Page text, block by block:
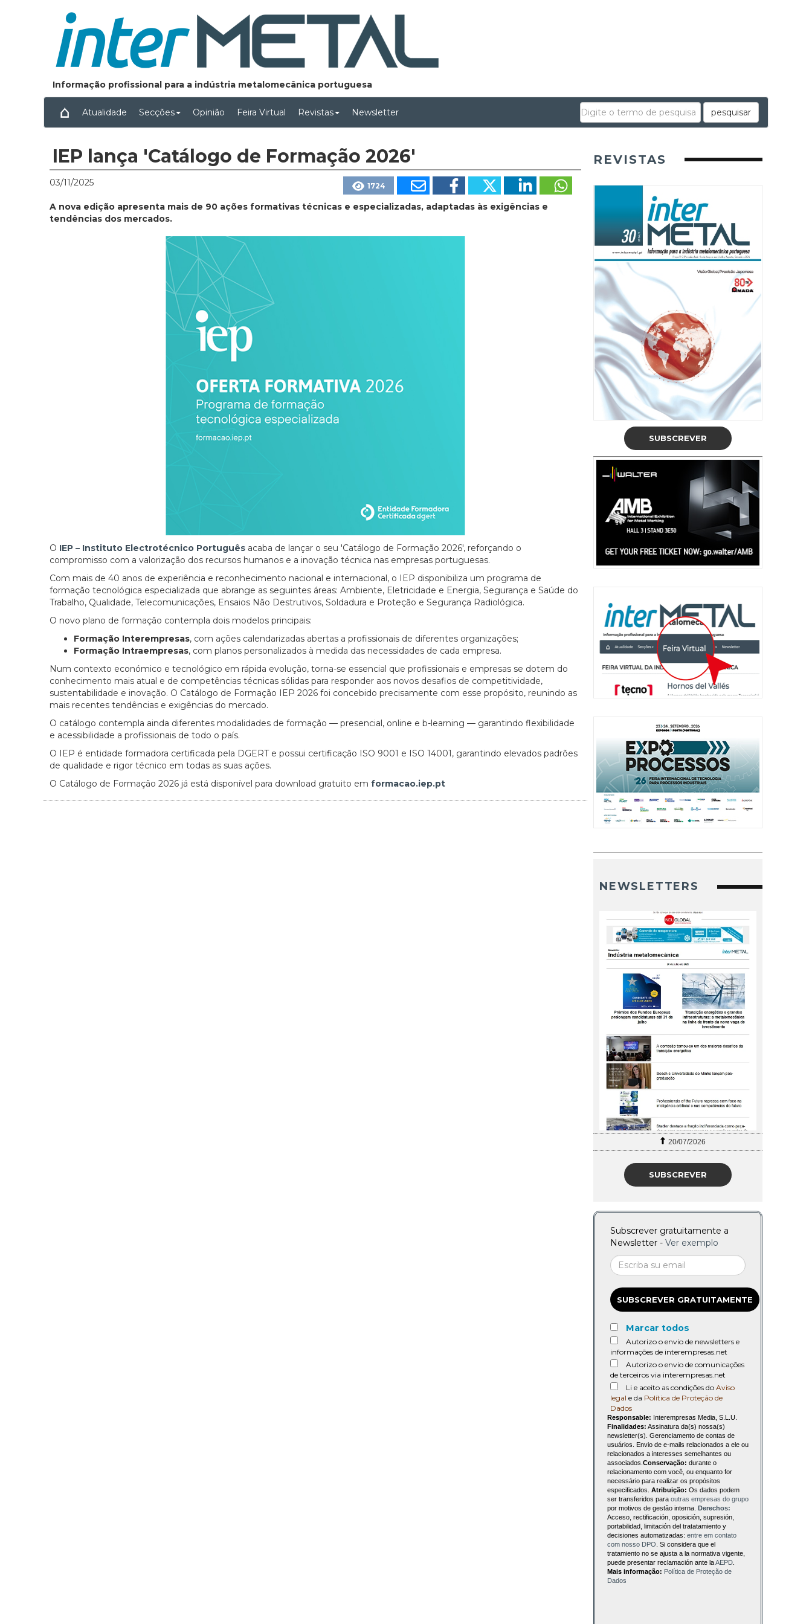
Informação profissional para a indústria metalomecânica portuguesa
Atualidade Secções Opinião Feira Virtual Revistas Newsletter pesquisar
IEP lança 'Catálogo de Formação 2026'
03/11/2025 1724
A nova edição apresenta mais de 90 ações formativas técnicas e especializadas, adaptadas às exigências e
tendências dos mercados.
O IEP – Instituto Electrotécnico Português acaba de lançar o seu 'Catálogo de Formação 2026', reforçando o
compromisso com a valorização dos recursos humanos e a inovação técnica nas empresas portuguesas.
Com mais de 40 anos de experiência e reconhecimento nacional e internacional, o IEP disponibiliza um programa de
formação tecnológica especializada que abrange as seguintes áreas: Ambiente, Eletricidade e Energia, Segurança e Saúde do
Trabalho, Qualidade, Telecomunicações, Ensaios Não Destrutivos, Soldadura e Proteção e Segurança Radiológica.
O novo plano de formação contempla dois modelos principais:
Formação Interempresas, com ações calendarizadas abertas a profissionais de diferentes organizações;
Formação Intraempresas, com planos personalizados à medida das necessidades de cada empresa.
Num contexto económico e tecnológico em rápida evolução, torna-se essencial que profissionais e empresas se dotem do
conhecimento mais atual e de competências técnicas sólidas para responder aos novos desafios de competitividade,
sustentabilidade e inovação. O Catálogo de Formação IEP 2026 foi concebido precisamente com esse propósito, reunindo as
mais recentes tendências e exigências do mercado.
O catálogo contempla ainda diferentes modalidades de formação — presencial, online e b-learning — garantindo flexibilidade
e acessibilidade a profissionais de todo o país.
O IEP é entidade formadora certificada pela DGERT e possui certificação ISO 9001 e ISO 14001, garantindo elevados padrões
de qualidade e rigor técnico em todas as suas ações.
O Catálogo de Formação 2026 já está disponível para download gratuito em formacao.iep.pt
REVISTAS
SUBSCREVER
NEWSLETTERS
20/07/2026
SUBSCREVER
Subscrever gratuitamente a
Newsletter - Ver exemplo
SUBSCREVER GRATUITAMENTE
Marcar todos
Autorizo o envio de newsletters e
informações de interempresas.net
Autorizo o envio de comunicações
de terceiros via interempresas.net
Li e aceito as condições do Aviso
legal e da Política de Proteção de
Dados
Responsable: Interempresas Media, S.L.U.
Finalidades: Assinatura da(s) nossa(s)
newsletter(s). Gerenciamento de contas de
usuários. Envio de e-mails relacionados a ele ou
relacionados a interesses semelhantes ou
associados. Conservação: durante o
relacionamento com você, ou enquanto for
necessário para realizar os propósitos
especificados. Atribuição: Os dados podem
ser transferidos para outras empresas do grupo
por motivos de gestão interna. Derechos:
Acceso, rectificación, oposición, supresión,
portabilidad, limitación del tratatamiento y
decisiones automatizadas: entre em contato
com nosso DPO . Si considera que el
tratamiento no se ajusta a la normativa vigente,
puede presentar reclamación ante laAEPD
Mais informação: Política de Proteção de
Dados